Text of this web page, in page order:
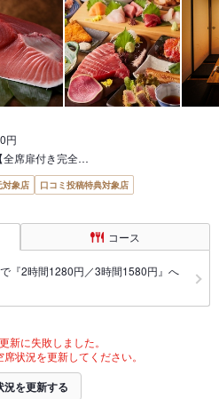
円
全席扉付き完全…
対象店
口コミ投稿特典対象店
コース
『2時間1280円／3時間1580円』へ
新に失敗しました。
状況を更新してください。
況を更新する